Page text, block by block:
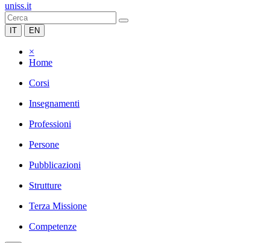
uniss.it
IT EN
×
Home
Corsi
Insegnamenti
Professioni
Persone
Pubblicazioni
Strutture
Terza Missione
Competenze